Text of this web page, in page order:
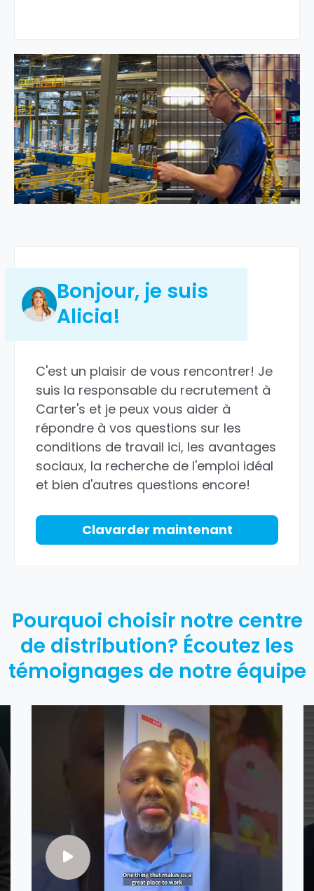
Bonjour, je suis
Alicia!
C'est un plaisir de vous rencontrer! Je
suis la responsable du recrutement à
Carter's et je peux vous aider à
répondre à vos questions sur les
conditions de travail ici, les avantages
sociaux, la recherche de l'emploi idéal
et bien d'autres questions encore!
Clavarder maintenant
Pourquoi choisir notre centre
de distribution? Écoutez les
témoignages de notre équipe